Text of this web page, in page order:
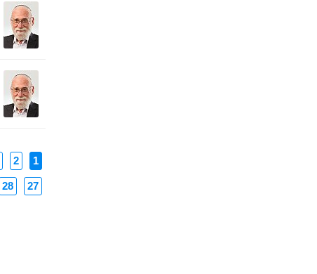
1
2
27
28